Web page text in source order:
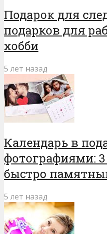
Подарок для
подарков для
хобби
5 лет назад
Календарь в
фотографиями: 3
быстро
5 лет назад